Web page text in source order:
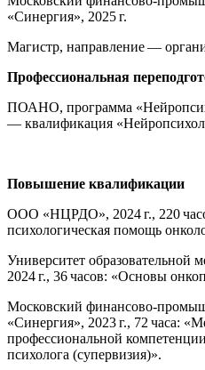
«Синергия», 2025 г.
Магистр, направление —
Профессиональная
ПОАНО, программа
— квалификация
Повышение квалификации
ООО «НЦРДО», 2024 г., 220
психологическая помощь
Университет
2024 г., 36 часов: «Основы
Московский финансово-
«Синергия», 2023 г., 72 часа:
профессиональной
психолога (супервизия)».